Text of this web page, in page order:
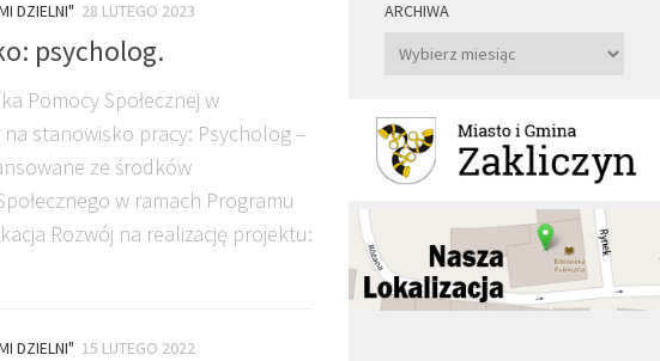
DZIELNI" 28 LUTEGO 2023
psycholog.
Pomocy Społecznej w
na stanowisko pracy: Psycholog –
ze środków
w ramach Programu
Rozwój na realizację projektu:
DZIELNI" 15 LUTEGO 2022
ARCHIWA
Archiwa